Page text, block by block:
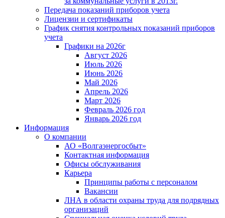
Передача показаний приборов учета
Лицензии и сертификаты
График снятия контрольных показаний приборов
учета
Графики на 2026г
Август 2026
Июль 2026
Июнь 2026
Май 2026
Апрель 2026
Март 2026
Февраль 2026 год
Январь 2026 год
Информация
О компании
АО «Волгаэнергосбыт»
Контактная информация
Офисы обслуживания
Карьера
Принципы работы с персоналом
Вакансии
ЛНА в области охраны труда для подрядных
организаций